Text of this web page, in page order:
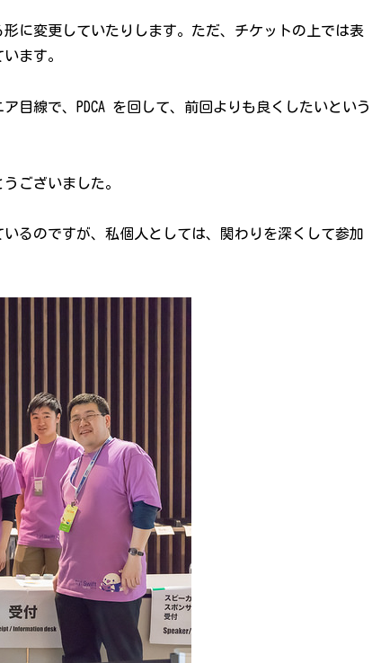
に変更していたりします。ただ、チケットの上では表
ます。
目線で、PDCA を回して、前回よりも良くしたいという
ございました。
るのですが、私個人としては、関わりを深くして参加